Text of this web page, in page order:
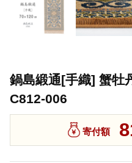
鍋島緞通[手織] 蟹牡
C812-006
寄付額